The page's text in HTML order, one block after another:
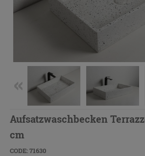
Aufsatzwaschbecken
cm
CODE: 71630